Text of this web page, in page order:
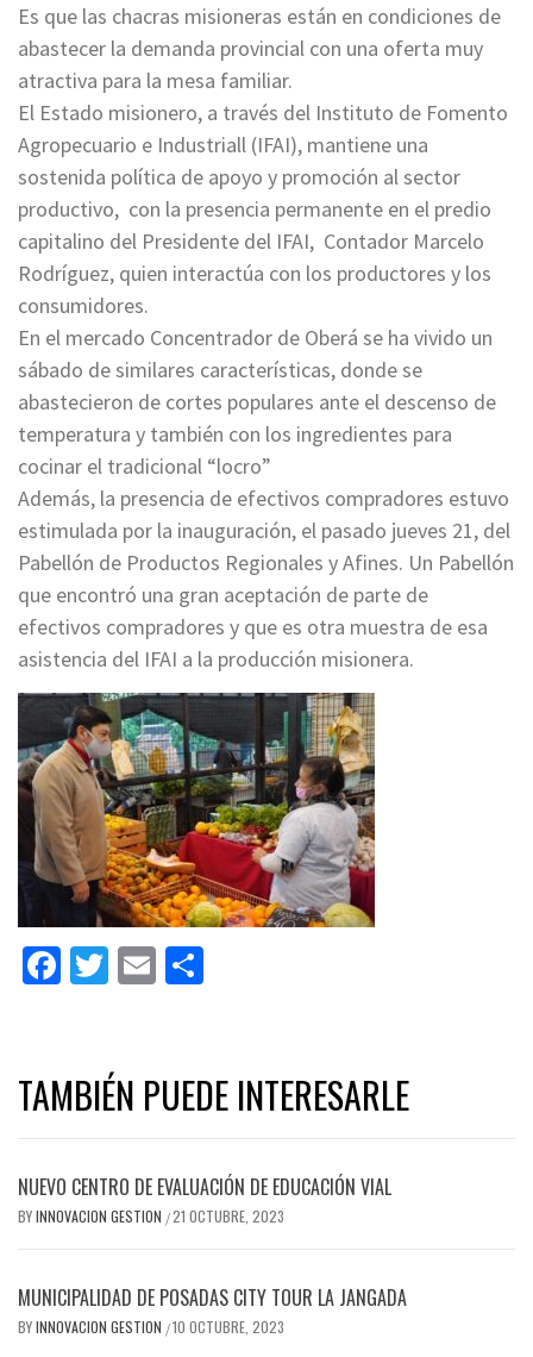
Es que las chacras misioneras están en condiciones de
abastecer la demanda provincial con una oferta muy
atractiva para la mesa familiar.
El Estado misionero, a través del Instituto de Fomento
Agropecuario e Industriall (IFAI), mantiene una
sostenida política de apoyo y promoción al sector
productivo, con la presencia permanente en el predio
capitalino del Presidente del IFAI, Contador Marcelo
Rodríguez, quien interactúa con los productores y los
consumidores.
En el mercado Concentrador de Oberá se ha vivido un
sábado de similares características, donde se
abastecieron de cortes populares ante el descenso de
temperatura y también con los ingredientes para
cocinar el tradicional “locro”
Además, la presencia de efectivos compradores estuvo
estimulada por la inauguración, el pasado jueves 21, del
Pabellón de Productos Regionales y Afines. Un Pabellón
que encontró una gran aceptación de parte de
efectivos compradores y que es otra muestra de esa
asistencia del IFAI a la producción misionera.
Facebook
Twitter
Email
TAMBIÉN PUEDE INTERESARLE
NUEVO CENTRO DE EVALUACIÓN DE EDUCACIÓN VIAL
BYINNOVACION GESTION /21 OCTUBRE, 2023
MUNICIPALIDAD DE POSADAS CITY TOUR LA JANGADA
BYINNOVACION GESTION /10 OCTUBRE, 2023